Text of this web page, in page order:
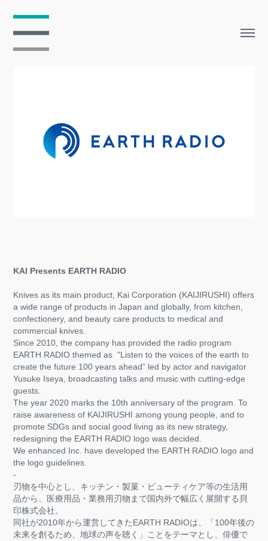
KAI Presents EARTH RADIO
Knives as its main product, Kai Corporation (KAIJIRUSHI) offers
a wide range of products in Japan and globally, from kitchen,
confectionery, and beauty care products to medical and
commercial knives.
Since 2010, the company has provided the radio program
EARTH RADIO themed as "Listen to the voices of the earth to
create the future 100 years ahead” led by actor and navigator
Yusuke Iseya, broadcasting talks and music with cutting-edge
guests.
The year 2020 marks the 10th anniversary of the program. To
raise awareness of KAIJIRUSHI among young people, and to
promote SDGs and social good living as its new strategy,
redesigning the EARTH RADIO logo was decided.
We enhanced Inc. have developed the EARTH RADIO logo and
the logo guidelines.
-
刃物を中心とし、キッチン・製菓・ビューティケア等の生活用
品から、医療用品・業務用刃物まで国内外で幅広く展開する貝
印株式会社。
同社が2010年から運営してきたEARTH RADIOは、「100年後の
未来を創るため、地球の声を聴く」ことをテーマとし、俳優で